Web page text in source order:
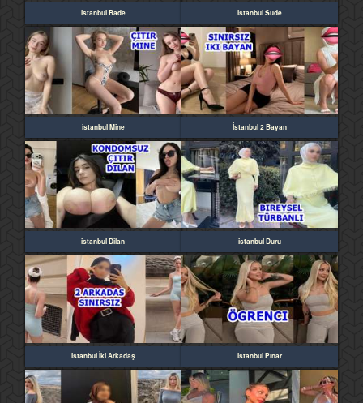
istanbul Bade istanbul Sude
istanbul Mine İstanbul 2 Bayan
istanbul Dilan istanbul Duru
istanbul İki Arkadaş istanbul Pınar